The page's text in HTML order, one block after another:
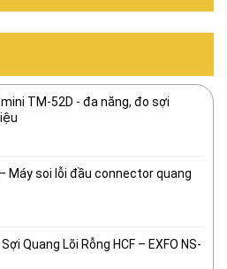
TM-52D - đa năng, đo sợi
– Máy soi lỗi đầu connector quang
Quang Lõi Rỗng HCF – EXFO NS-